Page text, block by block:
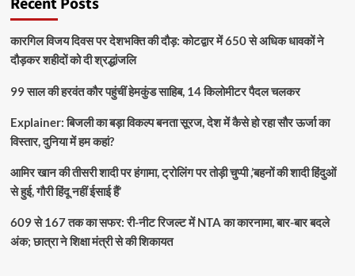
कारगिल विजय दिवस पर देशभक्ति की दौड़: कोटद्वार में 650 से अधिक धावकों ने
दौड़कर शहीदों को दी श्रद्धांजलि
99 साल की हरवंत कौर पहुंचीं हेमकुंड साहिब, 14 किलोमीटर पैदल चलकर
Explainer: बिजली का बड़ा विकल्प बनता सूरज, देश में कैसे हो रहा सौर ऊर्जा का
विस्तार, दुनिया में हम कहां?
आमिर खान की तीसरी शादी पर हंगामा, ट्रोलिंग पर तोड़ी चुप्पी ,’बहनों की शादी हिंदुओं
से हुई, गौरी हिंदू नहीं ईसाई हैं’
609 से 167 तक का सफर: री-नीट रिजल्ट में NTA का कारनामा, बार-बार बदले
अंक; छात्रा ने शिक्षा मंत्री से की शिकायत